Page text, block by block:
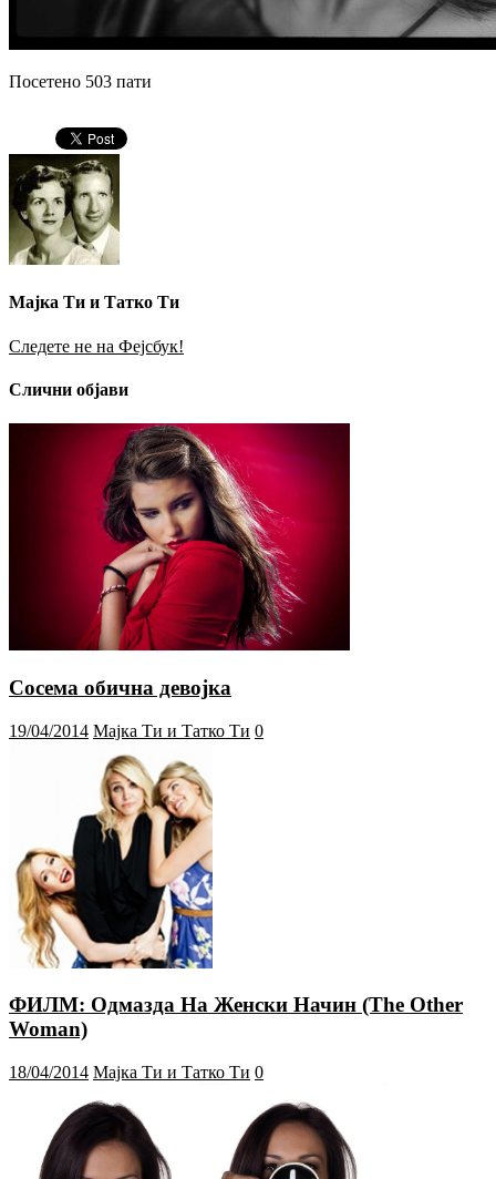
Посетено 503 пати
Мајка Ти и Татко Ти
Следете не на Фејсбук!
Слични објави
Сосема обична девојка
19/04/2014 Мајка Ти и Татко Ти 0
ФИЛМ: Одмазда На Женски Начин (The Other
Woman)
18/04/2014 Мајка Ти и Татко Ти 0